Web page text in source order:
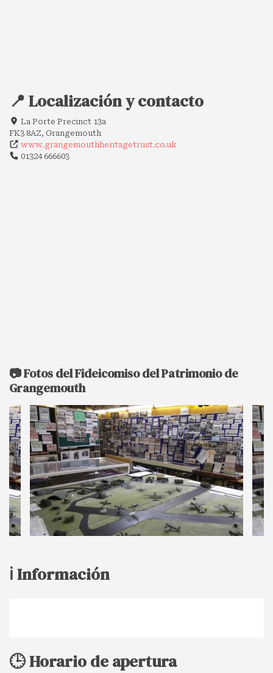
📍 Localización y contacto
La Porte Precinct 13a
FK3 8AZ, Grangemouth
www.grangemouthheritagetrust.co.uk
01324 666603
📷 Fotos del Fideicomiso del Patrimonio de
Grangemouth
ℹ️ Información
🕒 Horario de apertura